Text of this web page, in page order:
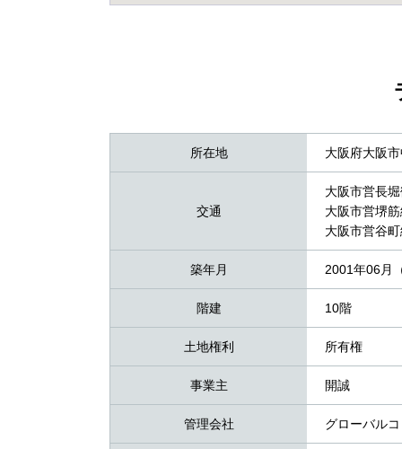
所在地 大阪府大阪
交通
大阪市営長
大阪市営堺
大阪市営谷
築年月 2001年06月
階建 10階
土地権利 所有権
事業主 開誠
管理会社 グローバル